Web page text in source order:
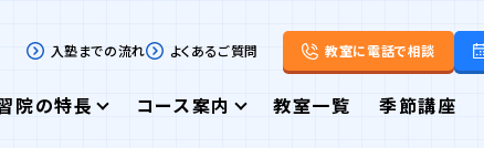
入塾までの流れ よくあるご質問 教室に電話で相談
院の特長 コース案内 教室一覧 季節講座